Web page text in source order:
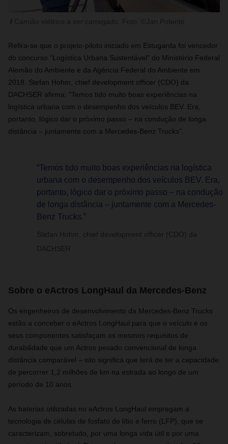
Refira-se que o projeto-piloto iniciado em Estugarda foi vencedor
do concurso “Logística Urbana Sustentável" do Ministério Federal
Alemão do Ambiente e da Agência Federal do Ambiente em
2018. Stefan Hohm, chief development officer (CDO) da
DACHSER afirma: "Temos tido muito boas experiências na
logística urbana com o desempenho dos veículos BEV. Era,
portanto, lógico dar o próximo passo – na condução de longa
distância – juntamente com a Mercedes-Benz Trucks".
“Temos tido muito boas experiências na logística
urbana com o desempenho dos veículos BEV. Era,
portanto, lógico dar o próximo passo – na condução
de longa distância – juntamente com a Mercedes-
Benz Trucks.”
Stefan Hohm, chief development officer (CDO) da
DACHSER
Sobre o eActros LongHaul da Mercedes-Benz
Os engenheiros de desenvolvimento da Mercedes-Benz Trucks
estão a conceber o eActros LongHaul para que o veículo e os
seus componentes satisfaçam os mesmos requisitos de
durabilidade que um Actros pesado convencional de longa
distância comparável – isto significa que terá de ter a capacidade
de percorrer 1,2 milhões de km na estrada ao longo de um
período de 10 anos.
As baterias utilizadas no eActros LongHaul empregam a
tecnologia de células de fosfato de lítio e ferro (LFP), que se
caracterizam, sobretudo, por uma longa vida útil e por uma